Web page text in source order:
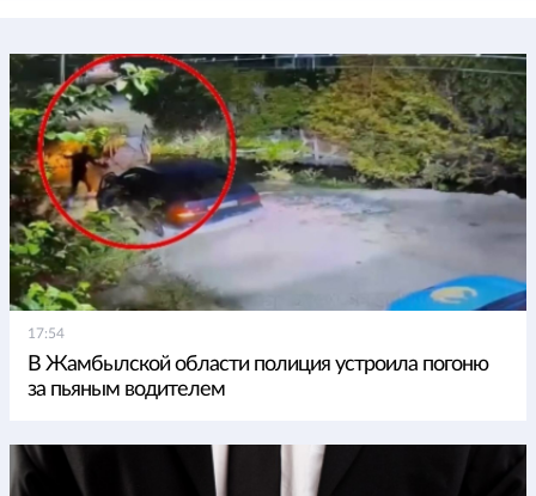
17:54
В Жамбылской области полиция устроила погоню
за пьяным водителем